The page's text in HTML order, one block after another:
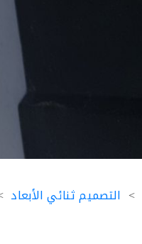
التصميم ثنائي الأبعاد